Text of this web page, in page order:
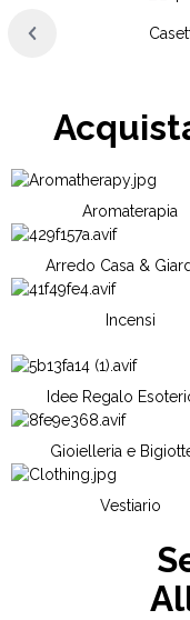
Aromaterapia
Arredo Casa &
Incensi
Idee Regalo
Gioielleria e
Vestiario